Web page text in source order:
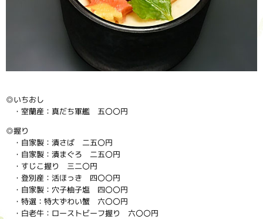
◎いちおし
・室蘭産：真だち軍艦 五〇〇円
◎握り
・自家製：漬さば 二五〇円
・自家製：漬まぐろ 二五〇円
・すじこ握り 三二〇円
・登別産：活ほっき 四〇〇円
・自家製：穴子柚子塩 四〇〇円
・特選：特大ずわい蟹 六〇〇円
・白老牛：ローストビーフ握り 六〇〇円